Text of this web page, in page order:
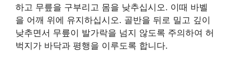
하고 무릎을 구부리고 몸을 낮추십시오. 이때 바벨
을 어깨 위에 유지하십시오. 골반을 뒤로 밀고 깊이
낮추면서 무릎이 발가락을 넘지 않도록 주의하여 허
벅지가 바닥과 평행을 이루도록 합니다.